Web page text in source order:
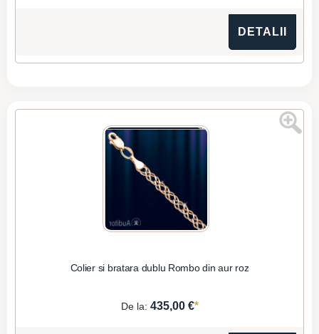
DETALII
Colier si bratara dublu Rombo din aur roz
De la: 435,00 €*